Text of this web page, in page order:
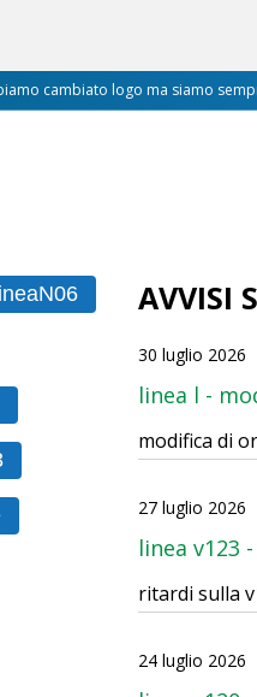
cambiato logo ma siamo
AVVISI
30 luglio 2026
linea l -
modifica di
27 luglio 2026
linea v123
ritardi sulla
24 luglio 2026